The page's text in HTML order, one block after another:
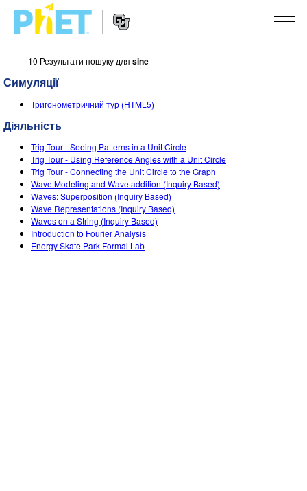
Пошук
сайті
PhET
Navigation
СИМУЛЯЦІЇ
Всі симуляції
Фізика
Математика
Хімія
Вивчення Землі
STUDIO
About Studio
Customizable Sims
Start a Free Trial
Purchase a License
ВИКЛАДАННЯ
Знайди за класифікатором
Поділіться своїми розробками
Activity Contribution Guidelines
ДОСЛІДЖЕННЯ
ІНІЦІАТИВИ
Інклюзія
УВІЙТИ / РЕЄСТРАІЦЯ
10 Результати пошуку для sine
Симуляції
Тригонометричний тур (HTML5)
Діяльність
Trig Tour - Seeing Patterns in a Unit Circle
Trig Tour - Using Reference Angles with a Unit Circle
Trig Tour - Connecting the Unit Circle to the Graph
Wave Modeling and Wave addition (Inquiry Based)
Waves: Superposition (Inquiry Based)
Wave Representations (Inquiry Based)
Waves on a String (Inquiry Based)
Introduction to Fourier Analysis
Energy Skate Park Formal Lab